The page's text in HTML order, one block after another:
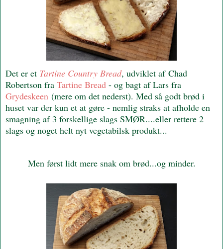
Det er et Tartine Country Bread, udviklet af Chad
Robertson fra Tartine Bread - og bagt af Lars fra
Grydeskeen (mere om det nederst). Med så godt brød i
huset var der kun et at gøre - nemlig straks at afholde en
smagning af 3 forskellige slags SMØR....eller rettere 2
slags og noget helt nyt vegetabilsk produkt...
Men først lidt mere snak om brød...og minder.